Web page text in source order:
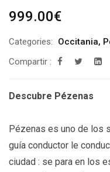
999.00€
Categories: Occitania,
Compartir :
Descubre Pézenas
Pézenas es uno de los
guía conductor le
ciudad : se para en los